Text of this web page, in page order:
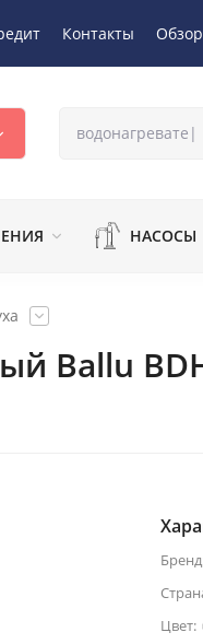
Контакты
НАСОСЫ
Ballu
Цвет: